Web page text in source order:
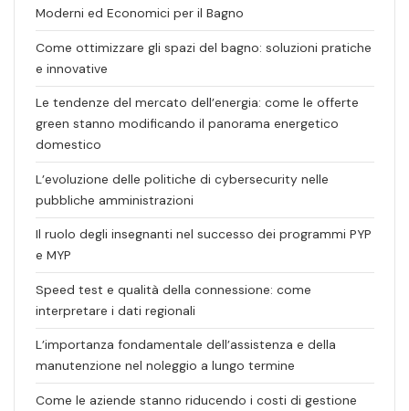
Moderni ed Economici per il Bagno
Come ottimizzare gli spazi del bagno: soluzioni pratiche
e innovative
Le tendenze del mercato dell’energia: come le offerte
green stanno modificando il panorama energetico
domestico
L’evoluzione delle politiche di cybersecurity nelle
pubbliche amministrazioni
Il ruolo degli insegnanti nel successo dei programmi PYP
e MYP
Speed test e qualità della connessione: come
interpretare i dati regionali
L’importanza fondamentale dell’assistenza e della
manutenzione nel noleggio a lungo termine
Come le aziende stanno riducendo i costi di gestione